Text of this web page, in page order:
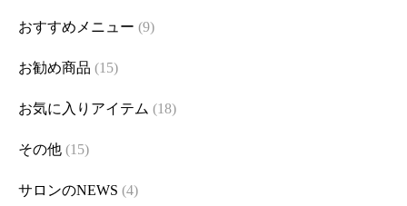
おすすめメニュー (9)
お勧め商品 (15)
お気に入りアイテム (18)
その他 (15)
サロンのNEWS (4)